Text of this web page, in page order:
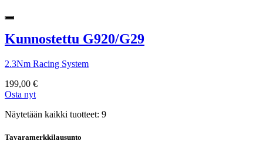
Kunnostettu G920/G29
2.3Nm Racing System
199,00 €
Osta nyt
Näytetään kaikki tuotteet: 9
Tavaramerkkilausunto